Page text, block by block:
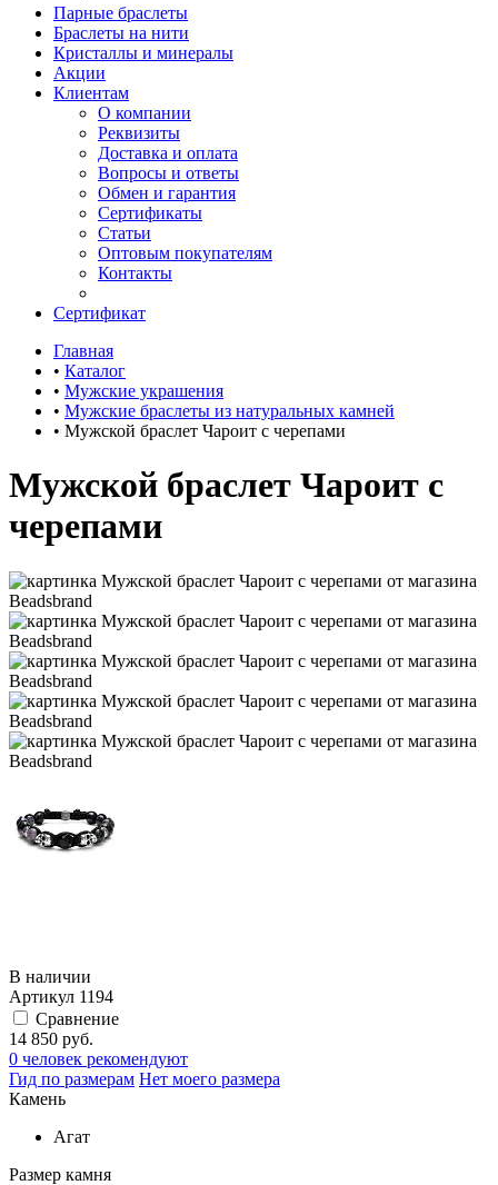
Парные браслеты
Браслеты на нити
Кристаллы и минералы
Акции
Клиентам
О компании
Реквизиты
Доставка и оплата
Вопросы и ответы
Обмен и гарантия
Сертификаты
Статьи
Оптовым покупателям
Контакты
Сертификат
Главная
• Каталог
• Мужские украшения
• Мужские браслеты из натуральных камней
• Мужской браслет Чароит с черепами
Мужской браслет Чароит с
черепами
В наличии
Артикул 1194
Сравнение
14 850 руб.
0 человек рекомендуют
Гид по размерам Нет моего размера
Камень
Агат
Размер камня